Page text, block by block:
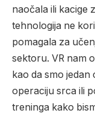
naočala ili kacige
tehnologija ne
pomagala za
sektoru. VR nam
kao da smo
operaciju srca ili
treninga kako